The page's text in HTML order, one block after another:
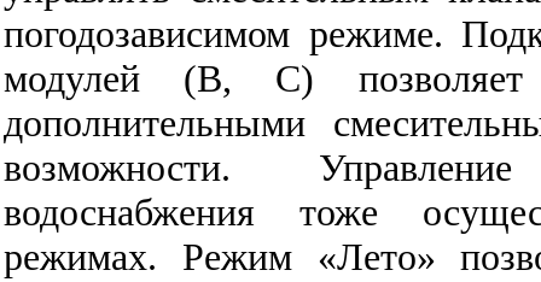
погодозависимом режиме.
модулей (В, С) позволяет
дополнительными
возможности.
водоснабжения тоже
режимах. Режим «Лето»